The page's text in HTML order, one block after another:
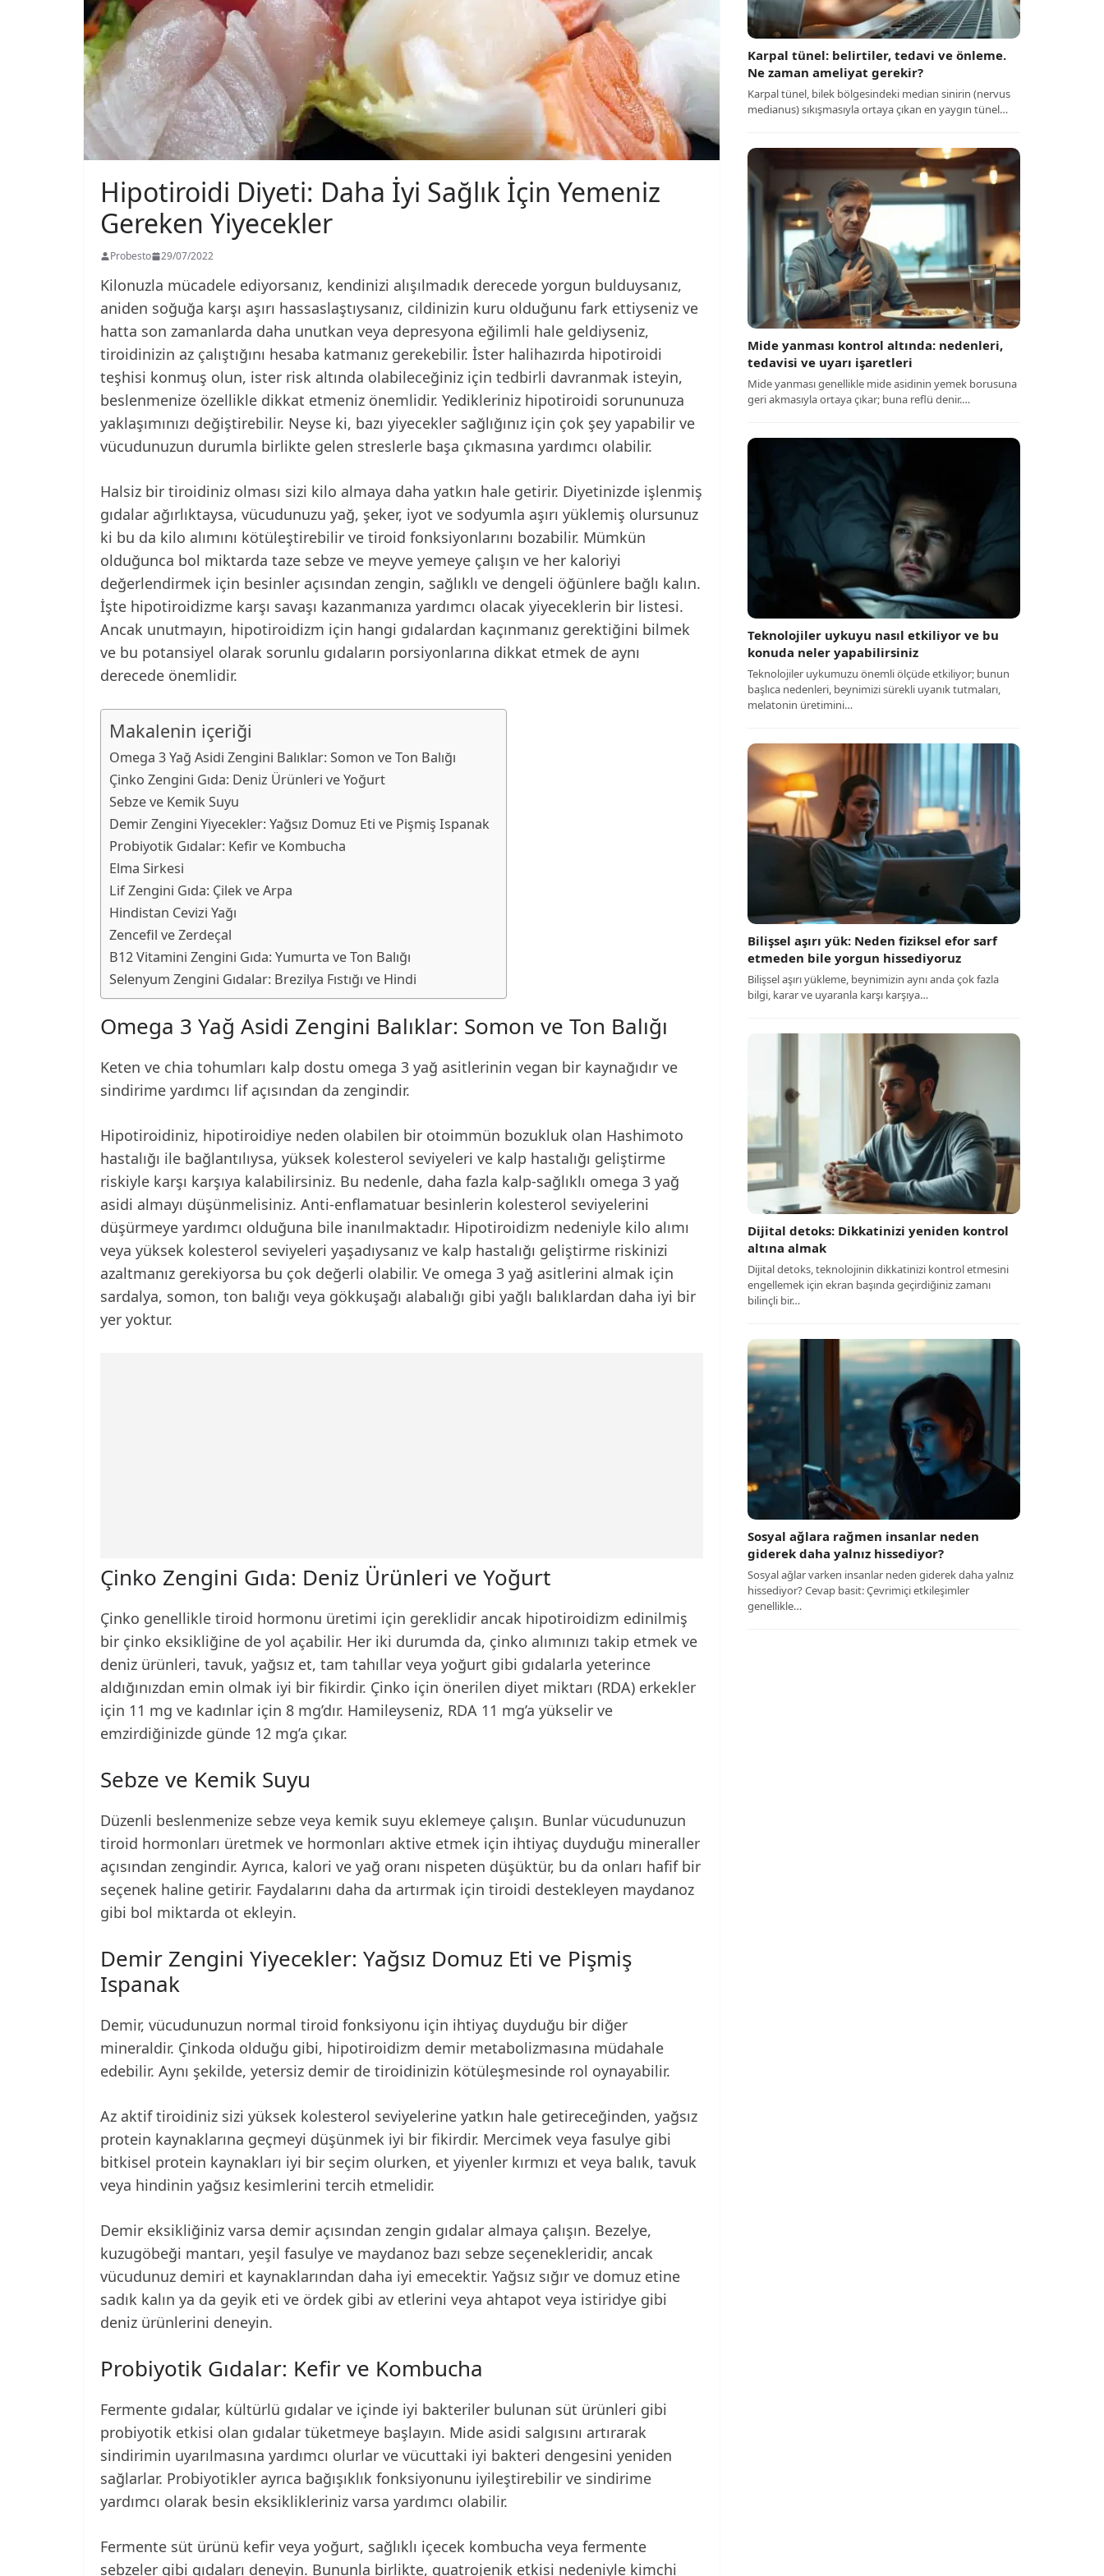
Hipotiroidi Diyeti: Daha İyi Sağlık İçin Yemeniz
Gereken Yiyecekler
Probesto 29/07/2022
Kilonuzla mücadele ediyorsanız, kendinizi alışılmadık derecede yorgun bulduysanız,
aniden soğuğa karşı aşırı hassaslaştıysanız, cildinizin kuru olduğunu fark ettiyseniz ve
hatta son zamanlarda daha unutkan veya depresyona eğilimli hale geldiyseniz,
tiroidinizin az çalıştığını hesaba katmanız gerekebilir. İster halihazırda hipotiroidi
teşhisi konmuş olun, ister risk altında olabileceğiniz için tedbirli davranmak isteyin,
beslenmenize özellikle dikkat etmeniz önemlidir. Yedikleriniz hipotiroidi sorununuza
yaklaşımınızı değiştirebilir. Neyse ki, bazı yiyecekler sağlığınız için çok şey yapabilir ve
vücudunuzun durumla birlikte gelen streslerle başa çıkmasına yardımcı olabilir.
Halsiz bir tiroidiniz olması sizi kilo almaya daha yatkın hale getirir. Diyetinizde işlenmiş
gıdalar ağırlıktaysa, vücudunuzu yağ, şeker, iyot ve sodyumla aşırı yüklemiş olursunuz
ki bu da kilo alımını kötüleştirebilir ve tiroid fonksiyonlarını bozabilir. Mümkün
olduğunca bol miktarda taze sebze ve meyve yemeye çalışın ve her kaloriyi
değerlendirmek için besinler açısından zengin, sağlıklı ve dengeli öğünlere bağlı kalın.
İşte hipotiroidizme karşı savaşı kazanmanıza yardımcı olacak yiyeceklerin bir listesi.
Ancak unutmayın, hipotiroidizm için hangi gıdalardan kaçınmanız gerektiğini bilmek
ve bu potansiyel olarak sorunlu gıdaların porsiyonlarına dikkat etmek de aynı
derecede önemlidir.
Makalenin içeriği
Omega 3 Yağ Asidi Zengini Balıklar: Somon ve Ton Balığı
Çinko Zengini Gıda: Deniz Ürünleri ve Yoğurt
Sebze ve Kemik Suyu
Demir Zengini Yiyecekler: Yağsız Domuz Eti ve Pişmiş Ispanak
Probiyotik Gıdalar: Kefir ve Kombucha
Elma Sirkesi
Lif Zengini Gıda: Çilek ve Arpa
Hindistan Cevizi Yağı
Zencefil ve Zerdeçal
B12 Vitamini Zengini Gıda: Yumurta ve Ton Balığı
Selenyum Zengini Gıdalar: Brezilya Fıstığı ve Hindi
Omega 3 Yağ Asidi Zengini Balıklar: Somon ve Ton Balığı
Keten ve chia tohumları kalp dostu omega 3 yağ asitlerinin vegan bir kaynağıdır ve
sindirime yardımcı lif açısından da zengindir.
Hipotiroidiniz, hipotiroidiye neden olabilen bir otoimmün bozukluk olan Hashimoto
hastalığı ile bağlantılıysa, yüksek kolesterol seviyeleri ve kalp hastalığı geliştirme
riskiyle karşı karşıya kalabilirsiniz. Bu nedenle, daha fazla kalp-sağlıklı omega 3 yağ
asidi almayı düşünmelisiniz. Anti-enflamatuar besinlerin kolesterol seviyelerini
düşürmeye yardımcı olduğuna bile inanılmaktadır. Hipotiroidizm nedeniyle kilo alımı
veya yüksek kolesterol seviyeleri yaşadıysanız ve kalp hastalığı geliştirme riskinizi
azaltmanız gerekiyorsa bu çok değerli olabilir. Ve omega 3 yağ asitlerini almak için
sardalya, somon, ton balığı veya gökkuşağı alabalığı gibi yağlı balıklardan daha iyi bir
yer yoktur.
Çinko Zengini Gıda: Deniz Ürünleri ve Yoğurt
Çinko genellikle tiroid hormonu üretimi için gereklidir ancak hipotiroidizm edinilmiş
bir çinko eksikliğine de yol açabilir. Her iki durumda da, çinko alımınızı takip etmek ve
deniz ürünleri, tavuk, yağsız et, tam tahıllar veya yoğurt gibi gıdalarla yeterince
aldığınızdan emin olmak iyi bir fikirdir. Çinko için önerilen diyet miktarı (RDA) erkekler
için 11 mg ve kadınlar için 8 mg’dır. Hamileyseniz, RDA 11 mg’a yükselir ve
emzirdiğinizde günde 12 mg’a çıkar.
Sebze ve Kemik Suyu
Düzenli beslenmenize sebze veya kemik suyu eklemeye çalışın. Bunlar vücudunuzun
tiroid hormonları üretmek ve hormonları aktive etmek için ihtiyaç duyduğu mineraller
açısından zengindir. Ayrıca, kalori ve yağ oranı nispeten düşüktür, bu da onları hafif bir
seçenek haline getirir. Faydalarını daha da artırmak için tiroidi destekleyen maydanoz
gibi bol miktarda ot ekleyin.
Demir Zengini Yiyecekler: Yağsız Domuz Eti ve Pişmiş
Ispanak
Demir, vücudunuzun normal tiroid fonksiyonu için ihtiyaç duyduğu bir diğer
mineraldir. Çinkoda olduğu gibi, hipotiroidizm demir metabolizmasına müdahale
edebilir. Aynı şekilde, yetersiz demir de tiroidinizin kötüleşmesinde rol oynayabilir.
Az aktif tiroidiniz sizi yüksek kolesterol seviyelerine yatkın hale getireceğinden, yağsız
protein kaynaklarına geçmeyi düşünmek iyi bir fikirdir. Mercimek veya fasulye gibi
bitkisel protein kaynakları iyi bir seçim olurken, et yiyenler kırmızı et veya balık, tavuk
veya hindinin yağsız kesimlerini tercih etmelidir.
Demir eksikliğiniz varsa demir açısından zengin gıdalar almaya çalışın. Bezelye,
kuzugöbeği mantarı, yeşil fasulye ve maydanoz bazı sebze seçenekleridir, ancak
vücudunuz demiri et kaynaklarından daha iyi emecektir. Yağsız sığır ve domuz etine
sadık kalın ya da geyik eti ve ördek gibi av etlerini veya ahtapot veya istiridye gibi
deniz ürünlerini deneyin.
Probiyotik Gıdalar: Kefir ve Kombucha
Fermente gıdalar, kültürlü gıdalar ve içinde iyi bakteriler bulunan süt ürünleri gibi
probiyotik etkisi olan gıdalar tüketmeye başlayın. Mide asidi salgısını artırarak
sindirimin uyarılmasına yardımcı olurlar ve vücuttaki iyi bakteri dengesini yeniden
sağlarlar. Probiyotikler ayrıca bağışıklık fonksiyonunu iyileştirebilir ve sindirime
yardımcı olarak besin eksiklikleriniz varsa yardımcı olabilir.
Fermente süt ürünü kefir veya yoğurt, sağlıklı içecek kombucha veya fermente
sebzeler gibi gıdaları deneyin. Bununla birlikte, guatrojenik etkisi nedeniyle kimchi
Karpal tünel: belirtiler, tedavi ve önleme.
Ne zaman ameliyat gerekir?
Karpal tünel, bilek bölgesindeki median sinirin (nervus
medianus) sıkışmasıyla ortaya çıkan en yaygın tünel…
Mide yanması kontrol altında: nedenleri,
tedavisi ve uyarı işaretleri
Mide yanması genellikle mide asidinin yemek borusuna
geri akmasıyla ortaya çıkar; buna reflü denir.…
Teknolojiler uykuyu nasıl etkiliyor ve bu
konuda neler yapabilirsiniz
Teknolojiler uykumuzu önemli ölçüde etkiliyor; bunun
başlıca nedenleri, beynimizi sürekli uyanık tutmaları,
melatonin üretimini…
Bilişsel aşırı yük: Neden fiziksel efor sarf
etmeden bile yorgun hissediyoruz
Bilişsel aşırı yükleme, beynimizin aynı anda çok fazla
bilgi, karar ve uyaranla karşı karşıya…
Dijital detoks: Dikkatinizi yeniden kontrol
altına almak
Dijital detoks, teknolojinin dikkatinizi kontrol etmesini
engellemek için ekran başında geçirdiğiniz zamanı
bilinçli bir…
Sosyal ağlara rağmen insanlar neden
giderek daha yalnız hissediyor?
Sosyal ağlar varken insanlar neden giderek daha yalnız
hissediyor? Cevap basit: Çevrimiçi etkileşimler
genellikle…